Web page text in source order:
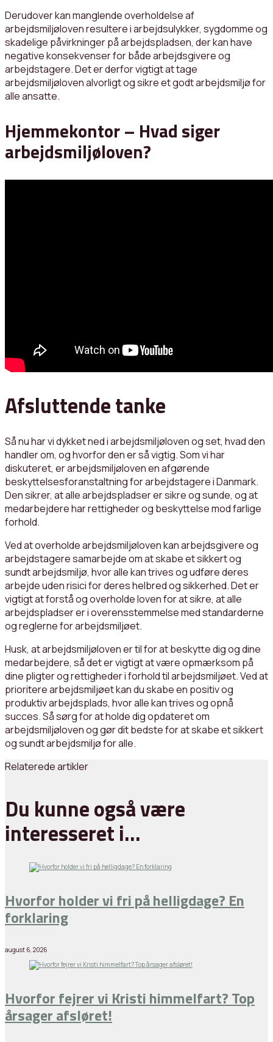
Derudover kan manglende overholdelse af
arbejdsmiljøloven resultere i arbejdsulykker, sygdomme og
skadelige påvirkninger på arbejdspladsen, der kan have
negative konsekvenser for både arbejdsgivere og
arbejdstagere. Det er derfor vigtigt at tage
arbejdsmiljøloven alvorligt og sikre et godt arbejdsmiljø for
alle ansatte.
Hjemmekontor – Hvad siger
arbejdsmiljøloven?
Afsluttende tanke
Så nu har vi dykket ned i arbejdsmiljøloven og set, hvad den
handler om, og hvorfor den er så vigtig. Som vi har
diskuteret, er arbejdsmiljøloven en afgørende
beskyttelsesforanstaltning for arbejdstagere i Danmark.
Den sikrer, at alle arbejdspladser er sikre og sunde, og at
medarbejdere har rettigheder og beskyttelse mod farlige
forhold.
Ved at overholde arbejdsmiljøloven kan arbejdsgivere og
arbejdstagere samarbejde om at skabe et sikkert og
sundt arbejdsmiljø, hvor alle kan trives og udføre deres
arbejde uden risici for deres helbred og sikkerhed. Det er
vigtigt at forstå og overholde loven for at sikre, at alle
arbejdspladser er i overensstemmelse med standarderne
og reglerne for arbejdsmiljøet.
Husk, at arbejdsmiljøloven er til for at beskytte dig og dine
medarbejdere, så det er vigtigt at være opmærksom på
dine pligter og rettigheder i forhold til arbejdsmiljøet. Ved at
prioritere arbejdsmiljøet kan du skabe en positiv og
produktiv arbejdsplads, hvor alle kan trives og opnå
succes. Så sørg for at holde dig opdateret om
arbejdsmiljøloven og gør dit bedste for at skabe et sikkert
og sundt arbejdsmiljø for alle.
Relaterede artikler
Du kunne også være
interesseret i…
Hvorfor holder vi fri på helligdage? En
forklaring
august 6, 2026
Hvorfor fejrer vi Kristi himmelfart? Top
årsager afsløret!